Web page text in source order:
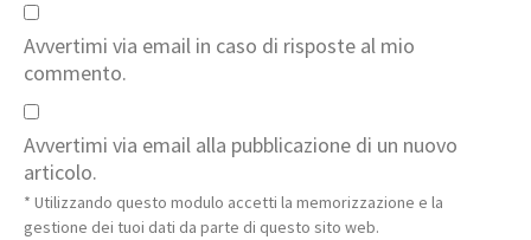
Avvertimi via email in caso di risposte al mio
commento.
Avvertimi via email alla pubblicazione di un nuovo
articolo.
* Utilizzando questo modulo accetti la memorizzazione e la
gestione dei tuoi dati da parte di questo sito web.